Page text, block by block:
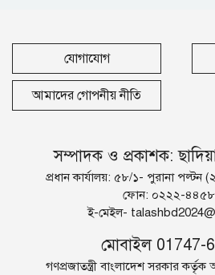
যোগাযোগ
আমাদের গোপনীয় নীতি
সম্পাদক ও প্রকাশক:
প্রধান কার্যালয়: ৫৮/১- পুরানা পল্টন
ফোন: ০২২২-
ই-মেইল-
মোবাইল 01747-
গণপ্রজাতন্ত্রী বাংলাদেশ সরকার